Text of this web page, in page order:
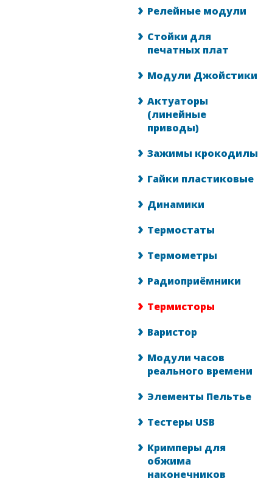
Релейные модули
Стойки для
печатных плат
Модули Джойстики
Актуаторы
(линейные
приводы)
Зажимы крокодилы
Гайки пластиковые
Динамики
Термостаты
Термометры
Радиоприёмники
Термисторы
Варистор
Модули часов
реального времени
Элементы Пельтье
Тестеры USB
Кримперы для
обжима
наконечников